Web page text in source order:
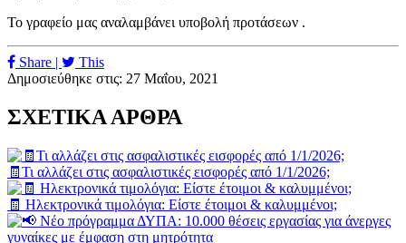
Το γραφείο μας αναλαμβάνει υποβολή προτάσεων .
Share |
This
Δημοσιεύθηκε στις: 27 Μαΐου, 2021
ΣΧΕΤΙΚΑ ΑΡΘΡΑ
🧾Τι αλλάζει στις ασφαλιστικές εισφορές από 1/1/2026;
🧾 Ηλεκτρονικά τιμολόγια: Είστε έτοιμοι & καλυμμένοι;